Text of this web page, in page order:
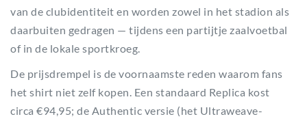
van de clubidentiteit en worden zowel in het stadion als
daarbuiten gedragen — tijdens een partijtje zaalvoetbal
of in de lokale sportkroeg.
De prijsdrempel is de voornaamste reden waarom fans
het shirt niet zelf kopen. Een standaard Replica kost
circa €94,95; de Authentic versie (het Ultraweave-